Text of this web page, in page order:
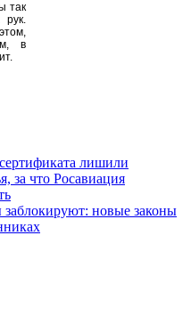
так
рук.
в
лишили
за что Росавиация
новые законы